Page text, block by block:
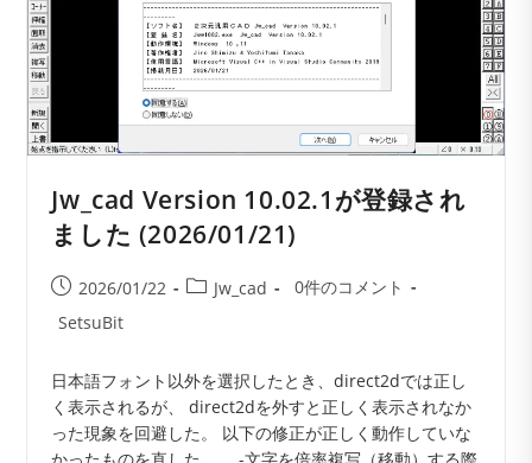
(2026/05/06)
Jw_cad Version 10.02.1が登録され
ました (2026/01/21)
投
稿
公
日:
2026/01/22
投
ゴ
リ
ー:
Jw_cad
投
ン
ト:
0件のコメント
投
SetsuBit
日本語フォント以外を選択したとき、direct2dでは正し
く表示されるが、 direct2dを外すと正しく表示されなか
った現象を回避した。 以下の修正が正しく動作していな